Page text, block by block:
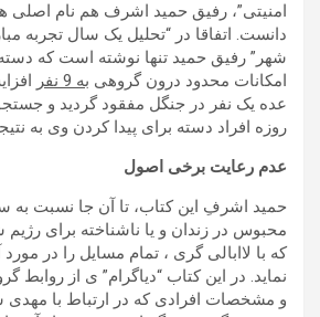
امنیتی”، رفیق حمید اشرف هم نام اصلی
دانست. اتفاقا در “تحلیل یک سال تجربه
شهر” رفیق حمید تنها نوشته است که
امکانات محدود درون گروهی به 9 نفر
عده یک نفر در جنگل مفقود گردید و
روزه افراد دسته برای پیدا کردن وی به
عدم رعایت برخی اصول
حمید اشرفِ این کتاب، تا آن جا نسبت به
محبوس در زندان و یا ناشناخته برای
که با لاابالی گری ، تمام مسایل را در
نماید. در این کتاب “دیاگرام” ی از
و مشخصات افرادی که در ارتباط با مهدی